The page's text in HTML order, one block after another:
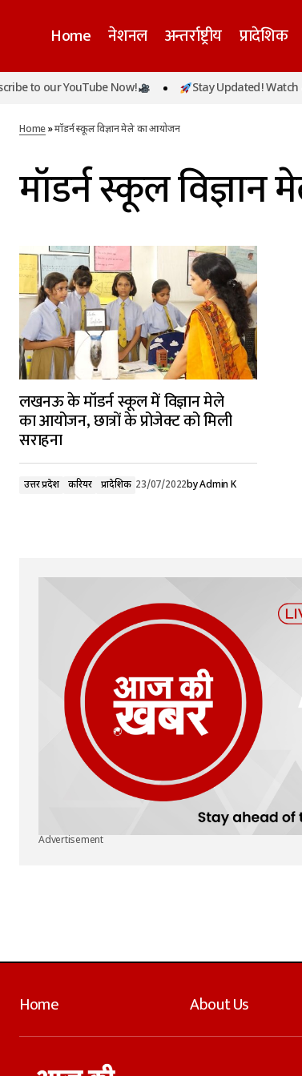
Home नेशनल अन्तर्राष्ट्रीय प्रादेशिक
to our YouTube Now! Stay Updated! Watch &
Home»मॉडर्न स्कूल विज्ञान मेले का आयोजन
मॉडर्न स्कूल
लखनऊ के मॉडर्न स्कूल में विज्ञान मेले
का आयोजन, छात्रों के प्रोजेक्ट को मिली
सराहना
उत्तर प्रदेश करियर प्रादेशिक 23/07/2022byAdmin K
Advertisement
Home About Us